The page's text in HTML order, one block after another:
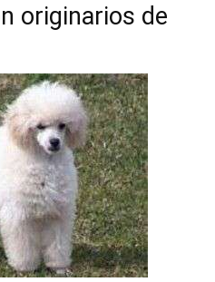
Razas
de
Perros
originarios de